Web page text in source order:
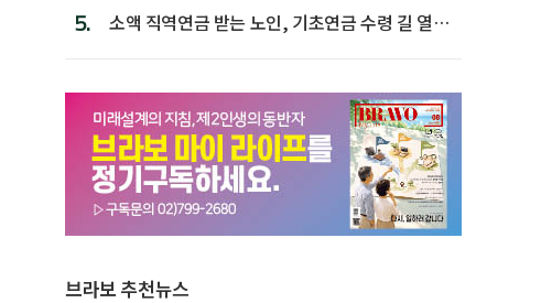
5.
소액 직역연금 받는 노인, 기초연금 수령 길 열린
브라보 추천뉴스